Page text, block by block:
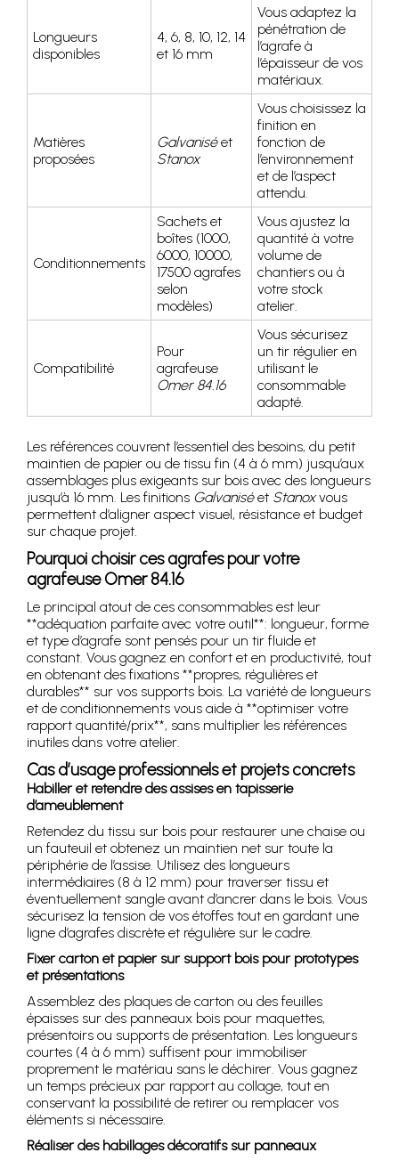
Longueurs
disponibles
4, 6, 8, 10, 12, 14
et 16 mm
Vous adaptez la
pénétration de
l’agrafe à
l’épaisseur de vos
matériaux.
Matières
proposées
Galvaniséet
Stanox
Vous choisissez la
finition en
fonction de
l’environnement
et de l’aspect
attendu.
Conditionnements
Sachets et
boîtes (1000,
6000, 10000,
17500 agrafes
selon
modèles)
Vous ajustez la
quantité à votre
volume de
chantiers ou à
votre stock
atelier.
Compatibilité
Pour
agrafeuse
Omer 84.16
Vous sécurisez
un tir régulier en
utilisant le
consommable
adapté.
Les références couvrent l’essentiel des besoins, du petit
maintien de papier ou de tissu fin (4 à 6 mm) jusqu’aux
assemblages plus exigeants sur bois avec des longueurs
jusqu’à 16 mm. Les finitions Galvaniséet Stanoxvous
permettent d’aligner aspect visuel, résistance et budget
sur chaque projet.
Pourquoi choisir ces agrafes pour votre
agrafeuse Omer 84.16
Le principal atout de ces consommables est leur
**adéquation parfaite avec votre outil**: longueur, forme
et type d’agrafe sont pensés pour un tir fluide et
constant. Vous gagnez en confort et en productivité, tout
en obtenant des fixations **propres, régulières et
durables** sur vos supports bois. La variété de longueurs
et de conditionnements vous aide à **optimiser votre
rapport quantité/prix**, sans multiplier les références
inutiles dans votre atelier.
Cas d’usage professionnels et projets concrets
Habiller et retendre des assises en tapisserie
d’ameublement
Retendez du tissu sur bois pour restaurer une chaise ou
un fauteuil et obtenez un maintien net sur toute la
périphérie de l’assise. Utilisez des longueurs
intermédiaires (8 à 12 mm) pour traverser tissu et
éventuellement sangle avant d’ancrer dans le bois. Vous
sécurisez la tension de vos étoffes tout en gardant une
ligne d’agrafes discrète et régulière sur le cadre.
Fixer carton et papier sur support bois pour prototypes
et présentations
Assemblez des plaques de carton ou des feuilles
épaisses sur des panneaux bois pour maquettes,
présentoirs ou supports de présentation. Les longueurs
courtes (4 à 6 mm) suffisent pour immobiliser
proprement le matériau sans le déchirer. Vous gagnez
un temps précieux par rapport au collage, tout en
conservant la possibilité de retirer ou remplacer vos
éléments si nécessaire.
Réaliser des habillages décoratifs sur panneaux